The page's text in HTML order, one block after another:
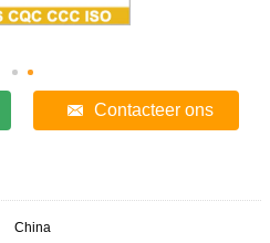
Contacteer ons
China